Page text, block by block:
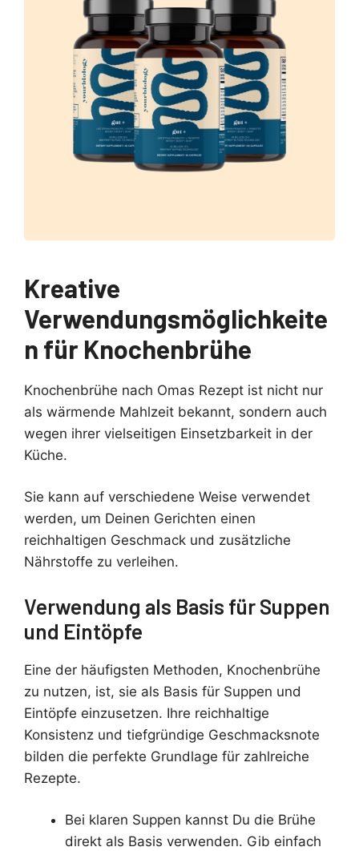
Kreative
Verwendungsmöglichkeite
n für Knochenbrühe
Knochenbrühe nach Omas Rezept ist nicht nur
als wärmende Mahlzeit bekannt, sondern auch
wegen ihrer vielseitigen Einsetzbarkeit in der
Küche.
Sie kann auf verschiedene Weise verwendet
werden, um Deinen Gerichten einen
reichhaltigen Geschmack und zusätzliche
Nährstoffe zu verleihen.
Verwendung als Basis für Suppen
und Eintöpfe
Eine der häufigsten Methoden, Knochenbrühe
zu nutzen, ist, sie als Basis für Suppen und
Eintöpfe einzusetzen. Ihre reichhaltige
Konsistenz und tiefgründige Geschmacksnote
bilden die perfekte Grundlage für zahlreiche
Rezepte.
Bei klaren Suppen kannst Du die Brühe
direkt als Basis verwenden. Gib einfach